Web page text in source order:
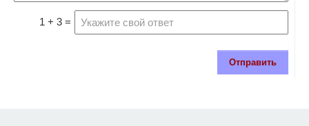
1 + 3 =
Отправить